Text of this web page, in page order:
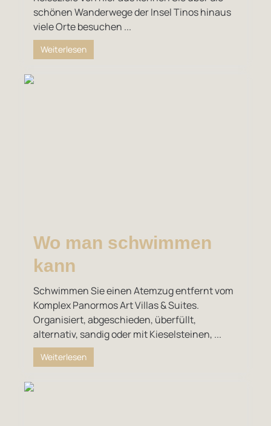
schönen Wanderwege der Insel Tinos hinaus
viele Orte besuchen ...
Weiterlesen
Wo man schwimmen
kann
Schwimmen Sie einen Atemzug entfernt vom
Komplex Panormos Art Villas & Suites.
Organisiert, abgeschieden, überfüllt,
alternativ, sandig oder mit Kieselsteinen, ...
Weiterlesen